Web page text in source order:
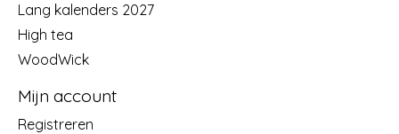
Lang kalenders 2027
High tea
WoodWick
Mijn account
Registreren